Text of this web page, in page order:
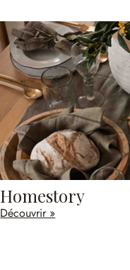
Homestory
Découvrir »